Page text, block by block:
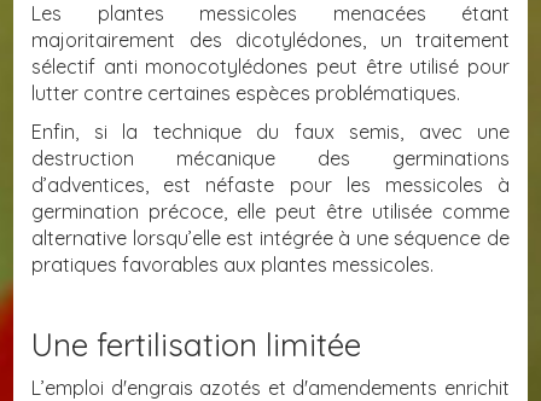
Les plantes messicoles menacées étant
majoritairement des dicotylédones, un traitement
sélectif anti monocotylédones peut être utilisé pour
lutter contre certaines espèces problématiques.
Enfin, si la technique du faux semis, avec une
destruction mécanique des germinations
d’adventices, est néfaste pour les messicoles à
germination précoce, elle peut être utilisée comme
alternative lorsqu’elle est intégrée à une séquence de
pratiques favorables aux plantes messicoles.
Une fertilisation limitée
L’emploi d'engrais azotés et d'amendements enrichit